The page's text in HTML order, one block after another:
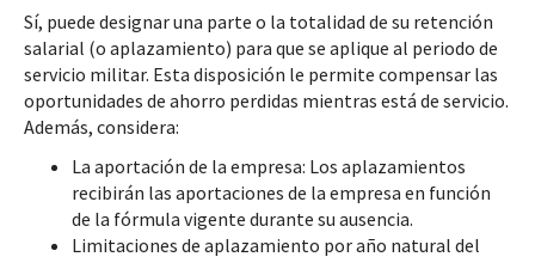
Sí, puede designar una parte o la totalidad de su retención
salarial (o aplazamiento) para que se aplique al periodo de
servicio militar. Esta disposición le permite compensar las
oportunidades de ahorro perdidas mientras está de servicio.
Además, considera:
La aportación de la empresa: Los aplazamientos
recibirán las aportaciones de la empresa en función
de la fórmula vigente durante su ausencia.
Limitaciones de aplazamiento por año natural del